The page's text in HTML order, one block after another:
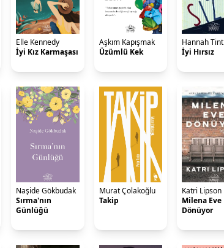
Elle Kennedy
İyi Kız Karmaşası
Aşkım Kapışmak
Üzümlü Kek
Hannah Tinti
İyi Hırsız
Naşide Gökbudak
Sırma'nın
Günlüğü
Murat Çolakoğlu
Takip
Katri Lipson
Milena Eve
Dönüyor